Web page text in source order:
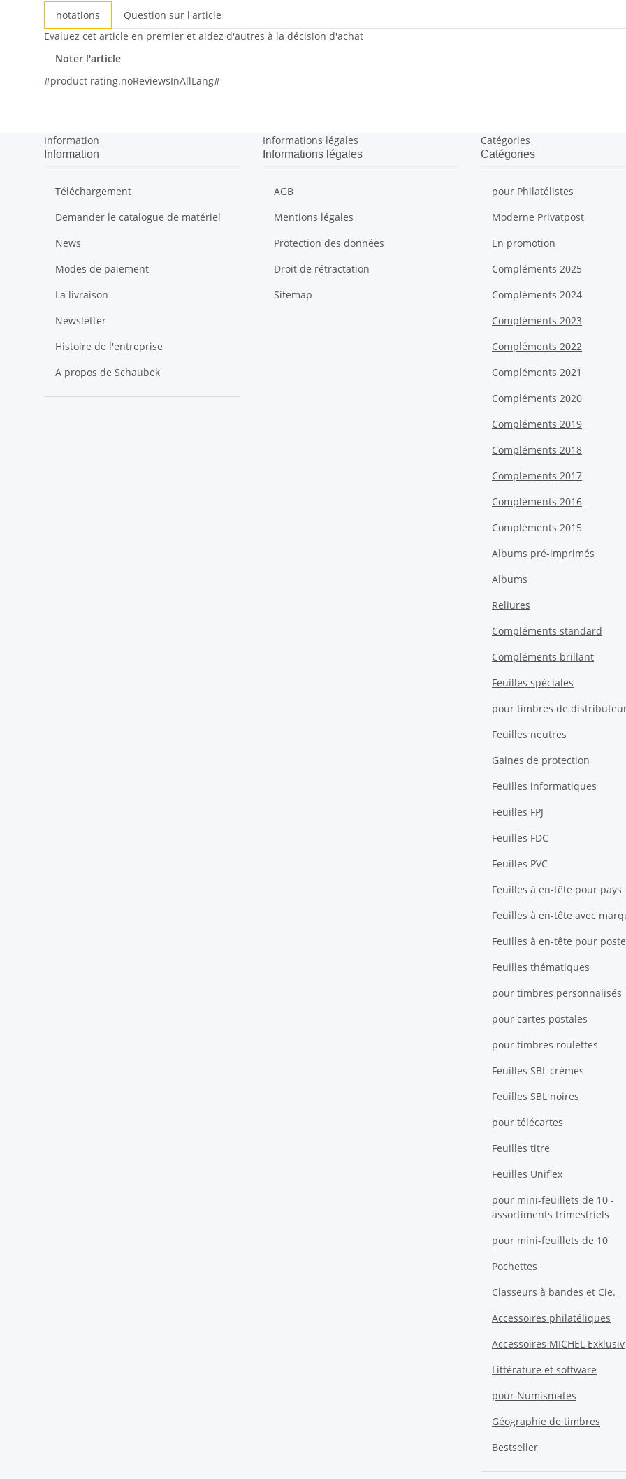
notations
Question sur l'article
Evaluez cet article en premier et aidez d'autres à la décision d'achat
Noter l'article
#product rating.noReviewsInAllLang#
Information
Information
Téléchargement
Demander le catalogue de matériel
News
Modes de paiement
La livraison
Newsletter
Histoire de l'entreprise
A propos de Schaubek
Informations légales
Informations légales
AGB
Mentions légales
Protection des données
Droit de rétractation
Sitemap
Catégories
Catégories
pour Philatélistes
Moderne Privatpost
En promotion
Compléments 2025
Compléments 2024
Compléments 2023
Compléments 2022
Compléments 2021
Compléments 2020
Compléments 2019
Compléments 2018
Complements 2017
Compléments 2016
Compléments 2015
Albums pré-imprimés
Albums
Reliures
Compléments standard
Compléments brillant
Feuilles spéciales
pour timbres de
Feuilles neutres
Gaines de protection
Feuilles informatiques
Feuilles FPJ
Feuilles FDC
Feuilles PVC
Feuilles à en-tête pour pays
Feuilles à en-tête avec
Feuilles à en-tête pour
Feuilles thématiques
pour timbres personnalisés
pour cartes postales
pour timbres roulettes
Feuilles SBL crèmes
Feuilles SBL noires
pour télécartes
Feuilles titre
Feuilles Uniflex
pour mini-feuillets de 10 -
assortiments trimestriels
pour mini-feuillets de 10
Pochettes
Classeurs à bandes et Cie.
Accessoires philatéliques
Accessoires MICHEL Exklusiv
Littérature et software
pour Numismates
Géographie de timbres
Bestseller